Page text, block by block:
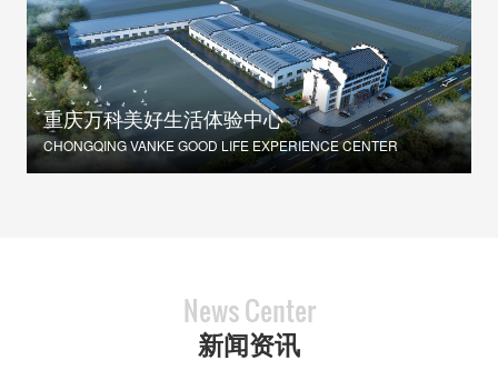
重庆万科美好生活体验中心
CHONGQING VANKE GOOD LIFE EXPERIENCE CENTER
News Center
新闻资讯